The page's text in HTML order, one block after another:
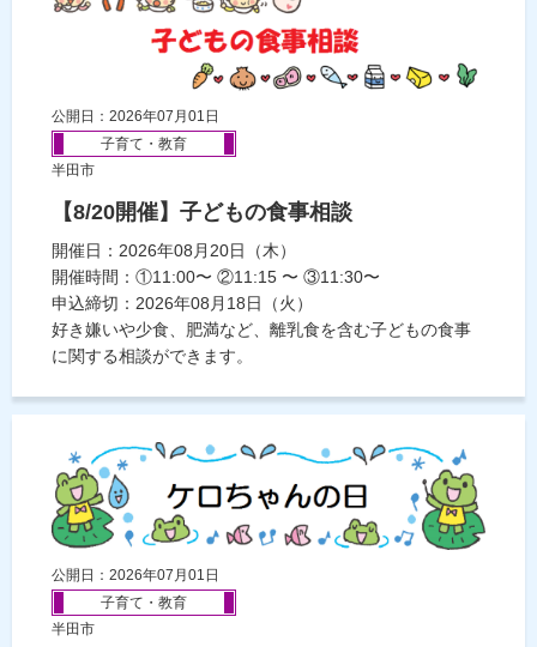
公開日：2026年07月01日
子育て・教育
半田市
【8/20開催】子どもの食事相談
開催日：2026年08月20日（木）
開催時間：①11:00〜 ②11:15 〜 ③11:30〜
申込締切：2026年08月18日（火）
好き嫌いや少食、肥満など、離乳食を含む子どもの食事
に関する相談ができます。
公開日：2026年07月01日
子育て・教育
半田市